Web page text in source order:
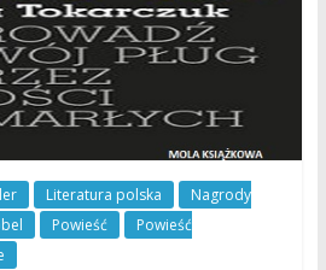
Literatura polska
Nagrody
Powieść
Powieść